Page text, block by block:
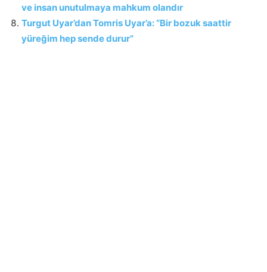
ve insan unutulmaya mahkum olandır
Turgut Uyar’dan Tomris Uyar’a: “Bir bozuk saattir
yüreğim hep sende durur”